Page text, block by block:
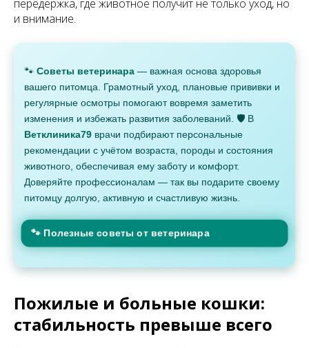
передержка, где животное получит не только уход, но
и внимание.
🐾 Советы ветеринара — важная основа здоровья
вашего питомца. Грамотный уход, плановые прививки и
регулярные осмотры помогают вовремя заметить
изменения и избежать развития заболеваний. 🛡 В
Ветклиника79 врачи подбирают персональные
рекомендации с учётом возраста, породы и состояния
животного, обеспечивая ему заботу и комфорт.
Доверяйте профессионалам — так вы подарите своему
питомцу долгую, активную и счастливую жизнь.
🐾 Полезные советы от ветеринара
Пожилые и больные кошки:
стабильность превыше всего